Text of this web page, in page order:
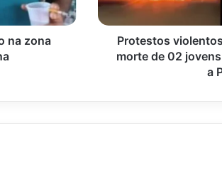
na zona
02
jovens
confronto
PM
Protestos
morte de 02
a